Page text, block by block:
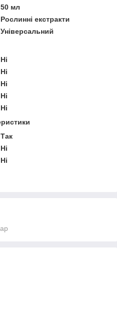
50 мл
Рослинні екстракти
Універсальний
Ні
Ні
Ні
Ні
Ні
Так
Ні
Ні